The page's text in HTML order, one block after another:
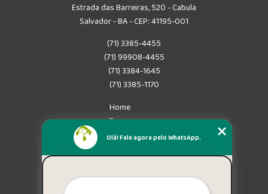
Estrada das Barreiras, 520 - Cabula
Salvador - BA - CEP: 41195-001
(71) 3385-4455
(71) 99908-4455
(71) 3384-1645
(71) 3385-1170
Home
Empresa
Missão
Mapa do site
Olá! Fale agora pelo WhatsApp.